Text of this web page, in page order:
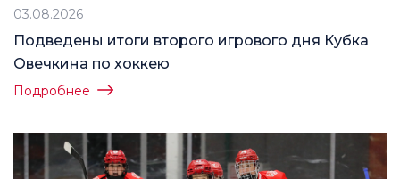
03.08.2026
Подведены итоги второго игрового дня Кубка
Овечкина по хоккею
Подробнее